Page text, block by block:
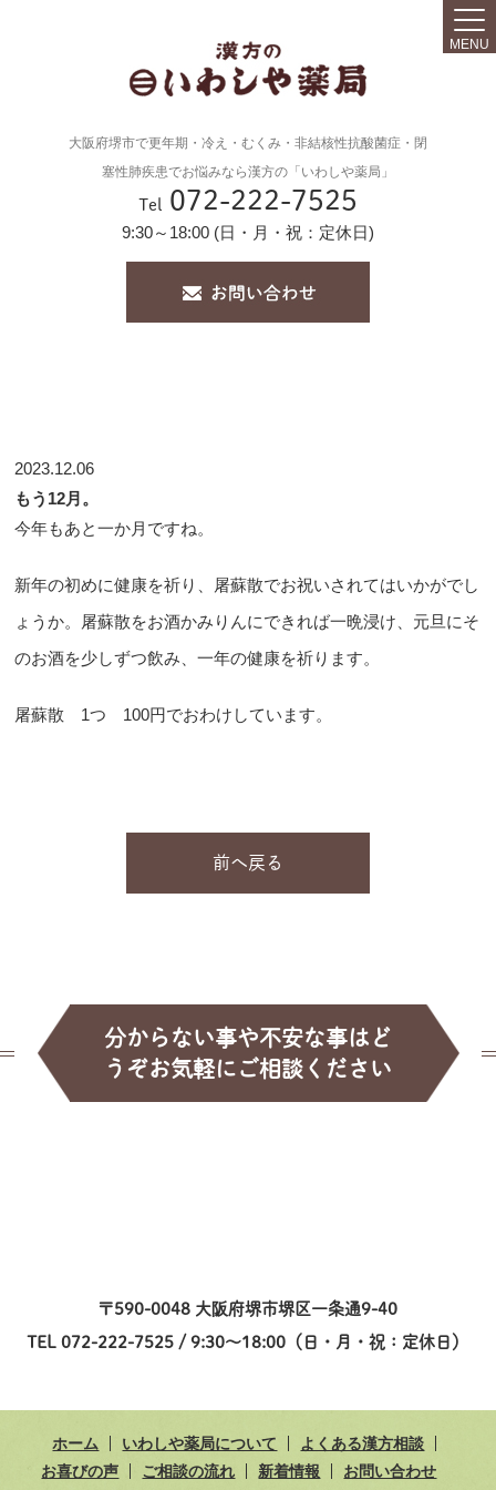
大阪府堺市で更年期・冷え・むくみ・非結核性抗酸菌症・閉
塞性肺疾患でお悩みなら漢方の「いわしや薬局」
Tel 072-222-7525
9:30～18:00 (日・月・祝：定休日)
MENU
2023.12.06
もう12月。
今年もあと一か月ですね。
新年の初めに健康を祈り、屠蘇散でお祝いされてはいかがでし
ょうか。屠蘇散をお酒かみりんにできれば一晩浸け、元旦にそ
のお酒を少しずつ飲み、一年の健康を祈ります。
屠蘇散 1つ 100円でおわけしています。
前へ戻る
分からない事や不安な事はど
うぞお気軽にご相談ください
〒590-0048 大阪府堺市堺区一条通9-40
TEL 072-222-7525 / 9:30～18:00（日・月・祝：定休日）
ホーム いわしや薬局について
よくある漢方相談
お喜びの声
ご相談の流れ 新着情報 お問い合わせ